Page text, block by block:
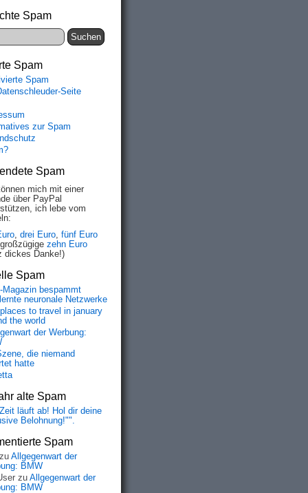
Spam
Spam
Spam
Seite
zur Spam
Spam
mich mit einer
über PayPal
ich lebe vom
, drei Euro, fünf Euro
zehn Euro
dickes Danke!)
Spam
Magazin bespammt
neuronale Netzwerke
to travel in january
the world
der Werbung:
die niemand
hatte
alte Spam
läuft ab! Hol dir deine
Belohnung!"".
Spam
zu Allgegenwart der
BMW
zu Allgegenwart der
BMW